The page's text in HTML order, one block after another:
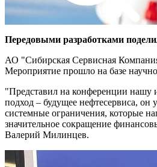
Передовыми разработками
АО "Сибирская Сервисная
Мероприятие прошло на базе
"Представил на конференции нашу
подход – будущее нефтесервиса,
системные ограничения, которые
значительное сокращение
Валерий Милинцев.